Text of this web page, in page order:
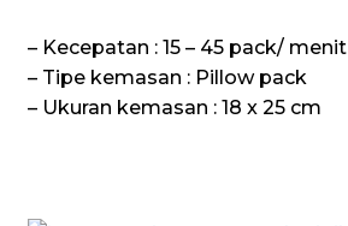
– Kecepatan : 15 – 45 pack/ menit
– Tipe kemasan : Pillow pack
– Ukuran kemasan : 18 x 25 cm